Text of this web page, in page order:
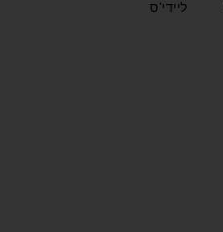
ליידי'ס